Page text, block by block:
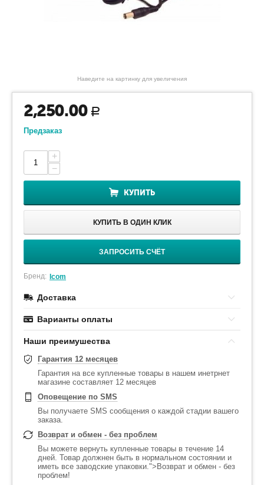
Наведите на картинку для увеличения
2,250.00 Р
Предзаказ
+
−
КУПИТЬ
КУПИТЬ В ОДИН КЛИК
ЗАПРОСИТЬ СЧЁТ
Бренд: Icom
Доставка
Варианты оплаты
Наши преимушества
Гарантия 12 месяцев
Гарантия на все купленные товары в нашем инетрнет
магазине составляет 12 месяцев
Оповещение по SMS
Вы получаете SMS сообщения о каждой стадии вашего
заказа.
Возврат и обмен - без проблем
Вы можете вернуть купленные товары в течение 14
дней. Товар должнен быть в нормальном состоянии и
иметь все заводские упаковки.">Возврат и обмен - без
проблем!